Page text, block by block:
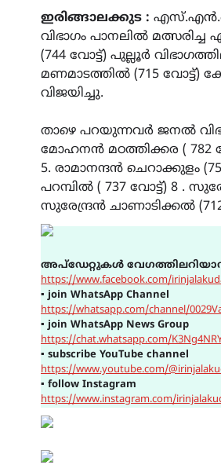
ഇരിങ്ങാലക്കുട :
വിഭാഗം പാനലിൽ മത്സരിച്ച
(744 വോട്ട്) പുല്ലൂർ
മണമാടത്തിൽ (715 വോട്ട്)
വിജയിച്ചു.
താഴെ പറയുന്നവർ ജനൽ
മോഹനൻ മഠത്തിക്കര ( 782
5. രാമാനന്ദൻ ചെറാക്കുളം
പറമ്പിൽ ( 737 വോട്ട്) 8 .
സുരേന്ദ്രൻ ചാണാടിക്കൽ
അപ്ഡേറ്റുകൾ
https://www.facebook.com/
▪join WhatsApp Channel
https://whatsapp.com/channel/
▪join WhatsApp News Group
https://chat.whatsapp.com/
▪ subscribe YouTube channel
https://www.youtube.com/
▪ follow Instagram
https://www.instagram.com/